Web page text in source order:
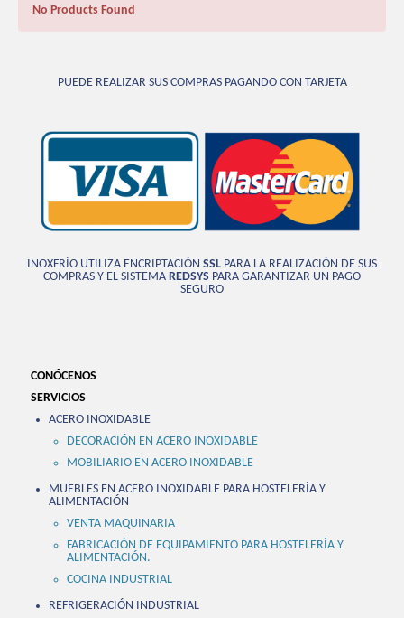
No Products Found
PUEDE REALIZAR SUS COMPRAS PAGANDO CON TARJETA
INOXFRÍO UTILIZA ENCRIPTACIÓN SSL PARA LA REALIZACIÓN DE SUS
COMPRAS Y EL SISTEMA REDSYS PARA GARANTIZAR UN PAGO
SEGURO
CONÓCENOS
SERVICIOS
ACERO INOXIDABLE
DECORACIÓN EN ACERO INOXIDABLE
MOBILIARIO EN ACERO INOXIDABLE
MUEBLES EN ACERO INOXIDABLE PARA HOSTELERÍA Y
ALIMENTACIÓN
VENTA MAQUINARIA
FABRICACIÓN DE EQUIPAMIENTO PARA HOSTELERÍA Y
ALIMENTACIÓN.
COCINA INDUSTRIAL
REFRIGERACIÓN INDUSTRIAL